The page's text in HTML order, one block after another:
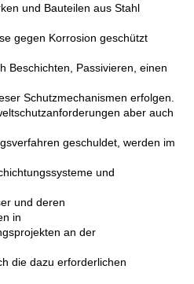
und Bauteilen aus Stahl
gegen Korrosion geschützt
Beschichten, Passivieren, einen
Schutzmechanismen erfolgen.
aber auch
geschuldet, werden im
und
und deren
in
an der
die dazu erforderlichen